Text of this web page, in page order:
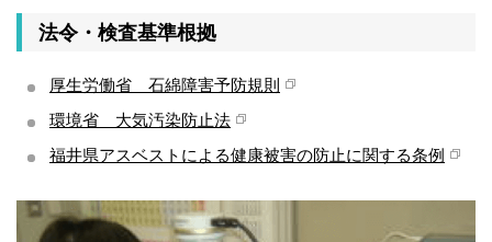
法令・検査基準根拠
厚生労働省 石綿障害予防規則
環境省 大気汚染防止法
福井県アスベストによる健康被害の防止に関する条例